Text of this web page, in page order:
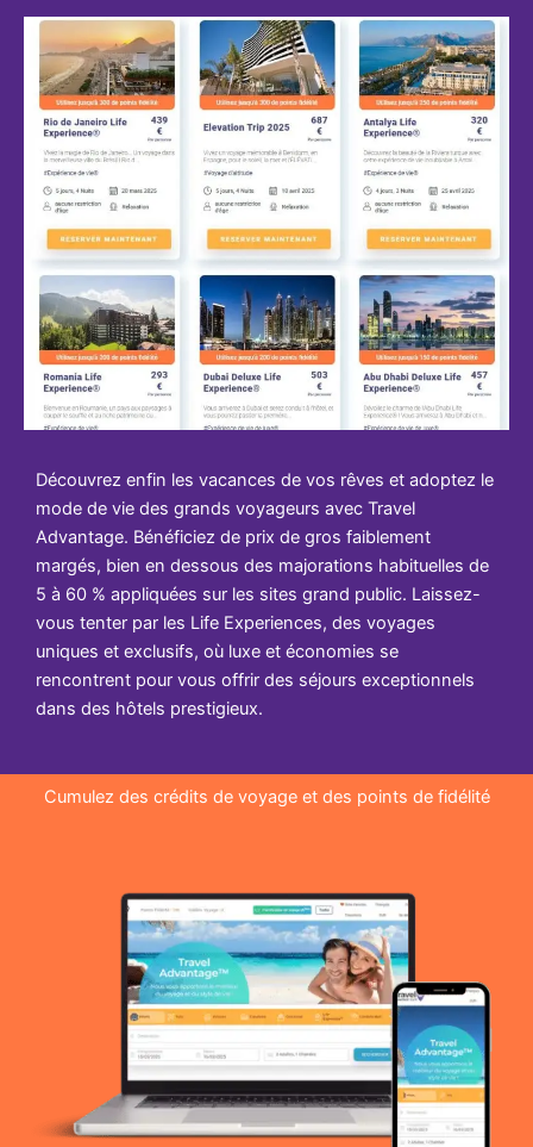
Découvrez enfin les vacances de vos rêves et adoptez le
mode de vie des grands voyageurs avec Travel
Advantage. Bénéficiez de prix de gros faiblement
margés, bien en dessous des majorations habituelles de
5 à 60 % appliquées sur les sites grand public. Laissez-
vous tenter par les Life Experiences, des voyages
uniques et exclusifs, où luxe et économies se
rencontrent pour vous offrir des séjours exceptionnels
dans des hôtels prestigieux.
Cumulez des crédits de voyage et des points de fidélité